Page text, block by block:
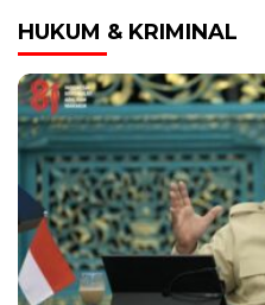
HUKUM & KRIMINAL